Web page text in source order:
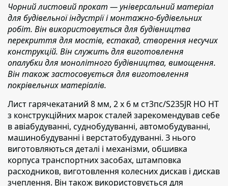
Чорний листовий прокат — універсальний матеріал
для будівельної індустрії і монтажно-будівельних
робіт. Він використовується для будівництва
перекриття для мостів, естакад, створення несучих
конструкцій. Він служить для виготовлення
опалубки для монолітного будівництва, вимощення.
Він також застосовується для виготовлення
покрівельних матеріалів.
Лист гарячекатаний 8 мм, 2 х 6 м ст3пс/S235JR НО НТ
з конструкційних марок сталей зарекомендувавсебе
в авіабудуванні, суднобудуванні, автомобудуванні,
машинобудуванні і верстатобудуванні. З нього
виготовляються деталі і механізми, обшивка
корпуса транспортних засобах, штамповка
расходников, виготовлення колесних дискав і дискав
зчеплення. Він також використовується для